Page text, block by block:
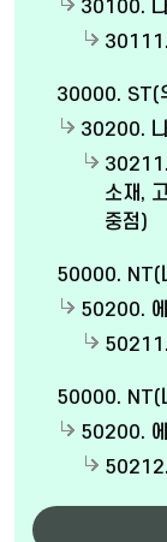
30100.
30000. ST(
30200.
30211.
소재,
중점)
50000. NT(
50200. 에
50000. NT(
50200. 에